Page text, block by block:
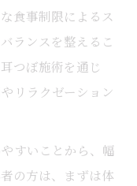
食事制限によるス
ランスを整えるこ
つぼ施術を通じ
リラクゼーション
すいことから、幅
の方は、まずは体